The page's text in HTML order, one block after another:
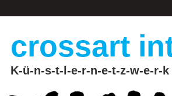
crossart
K-ü-n-s-t-l-e-r-n-e-t-z-w-e-r-k